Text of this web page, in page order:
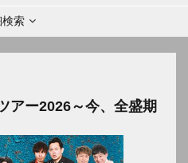
索
アー2026～今、全盛期